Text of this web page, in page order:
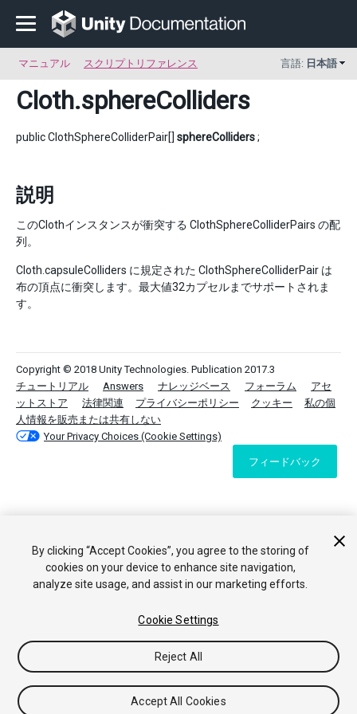
マニュアル スクリプトリファレンス 言語: 日本語
Cloth.sphereColliders
public ClothSphereColliderPair[] sphereColliders;
説明
このClothインスタンスが衝突する ClothSphereColliderPairs の配
列。
Cloth.capsuleColliders に規定された ClothSphereColliderPair は
布の頂点に衝突します。最大値32カプセルまでサポートされま
す。
Copyright © 2018 Unity Technologies. Publication 2017.3
チュートリアル
Answers ナレッジベース フォーラム
アセ
ットストア
法律関連 プライバシーポリシー クッキー
私の個
人情報を販売または共有しない
Your Privacy Choices (Cookie Settings)
フィードバック
By clicking “Accept Cookies”, you agree to the storing of
cookies on your device to enhance site navigation,
analyze site usage, and assist in our marketing efforts.
Cookie Settings
Reject All
Accept All Cookies